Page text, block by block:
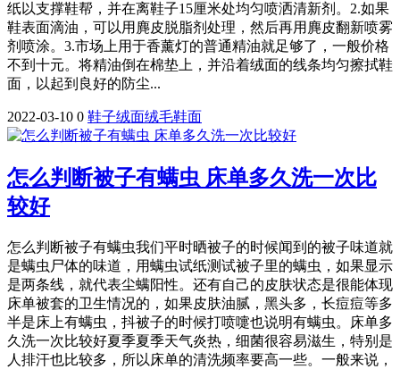
纸以支撑鞋帮，并在离鞋子15厘米处均匀喷洒清新剂。2.如果
鞋表面滴油，可以用麂皮脱脂剂处理，然后再用麂皮翻新喷雾
剂喷涂。3.市场上用于香薰灯的普通精油就足够了，一般价格
不到十元。将精油倒在棉垫上，并沿着绒面的线条均匀擦拭鞋
面，以起到良好的防尘...
2022-03-10 0 鞋子绒面绒毛鞋面
怎么判断被子有螨虫 床单多久洗一次比
较好
怎么判断被子有螨虫我们平时晒被子的时候闻到的被子味道就
是螨虫尸体的味道，用螨虫试纸测试被子里的螨虫，如果显示
是两条线，就代表尘螨阳性。还有自己的皮肤状态是很能体现
床单被套的卫生情况的，如果皮肤油腻，黑头多，长痘痘等多
半是床上有螨虫，抖被子的时候打喷嚏也说明有螨虫。床单多
久洗一次比较好夏季夏季天气炎热，细菌很容易滋生，特别是
人排汗也比较多，所以床单的清洗频率要高一些。一般来说，